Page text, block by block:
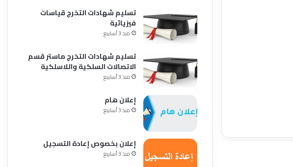
تسليم شهادات التخرج قياسات
فيزيائية
منذ 3 أسابيع
تسليم شهادات التخرج ماستر قسم
الاتصالات السلكية واللاسلكية
منذ 3 أسابيع
إعلان هام
منذ 3 أسابيع
إعلان بخصوص إعادة التسجيل
منذ 3 أسابيع